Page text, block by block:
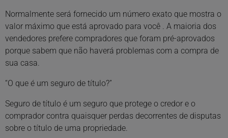
Normalmente será fornecido um número exato que mostra o
valor máximo que está aprovado para você . A maioria dos
vendedores prefere compradores que foram pré-aprovados
porque sabem que não haverá problemas com a compra de
sua casa.
“O que é um seguro de título?”
Seguro de título é um seguro que protege o credor e o
comprador contra quaisquer perdas decorrentes de disputas
sobre o título de uma propriedade.